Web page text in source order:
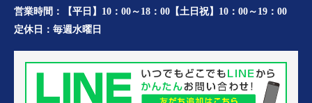
営業時間：
【平日】10：00～18：00【土日祝】10：00～19：00
定休日： 毎週水曜日